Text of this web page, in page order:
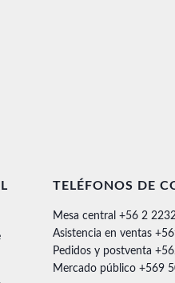
TELÉFONOS DE
Mesa central +56 2
Asistencia en ventas
Pedidos y postventa
Mercado público +569